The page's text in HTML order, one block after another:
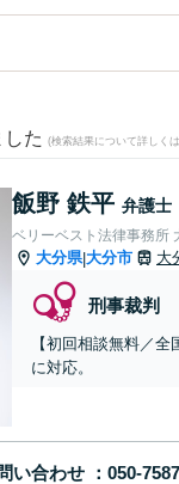
た (検索結果について詳しくは
飯野 鉄平 弁護士
ベリーベスト法律事務所
大分県|大分市 大
刑事裁判
【初回相談無料／
に対応。
い合わせ